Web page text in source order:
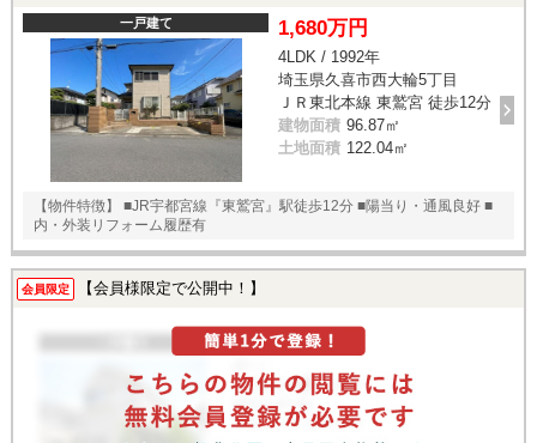
一戸建て 1,680万円
4LDK / 1992年
埼玉県久喜市西大輪5丁目
ＪＲ東北本線 東鷲宮 徒歩12分
建物面積 96.87㎡
土地面積 122.04㎡
【物件特徴】 ■JR宇都宮線『東鷲宮』駅徒歩12分 ■陽当り・通風良好 ■
内・外装リフォーム履歴有
会員限定 【会員様限定で公開中！】